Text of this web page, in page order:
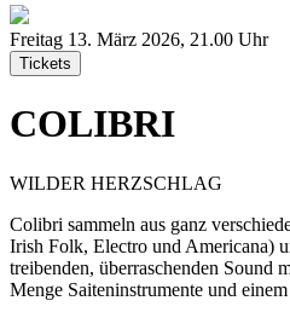
Freitag 13. März 2026, 21.00 Uhr
Tickets
COLIBRI
WILDER HERZSCHLAG
Colibri sammeln aus ganz
Irish Folk, Electro und Americana)
treibenden, überraschenden Sound
Menge Saiteninstrumente und